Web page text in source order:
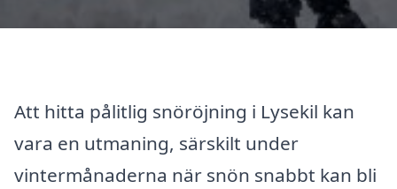
Att hitta pålitlig snöröjning i Lysekil kan
vara en utmaning, särskilt under
vintermånaderna när snön snabbt kan bli